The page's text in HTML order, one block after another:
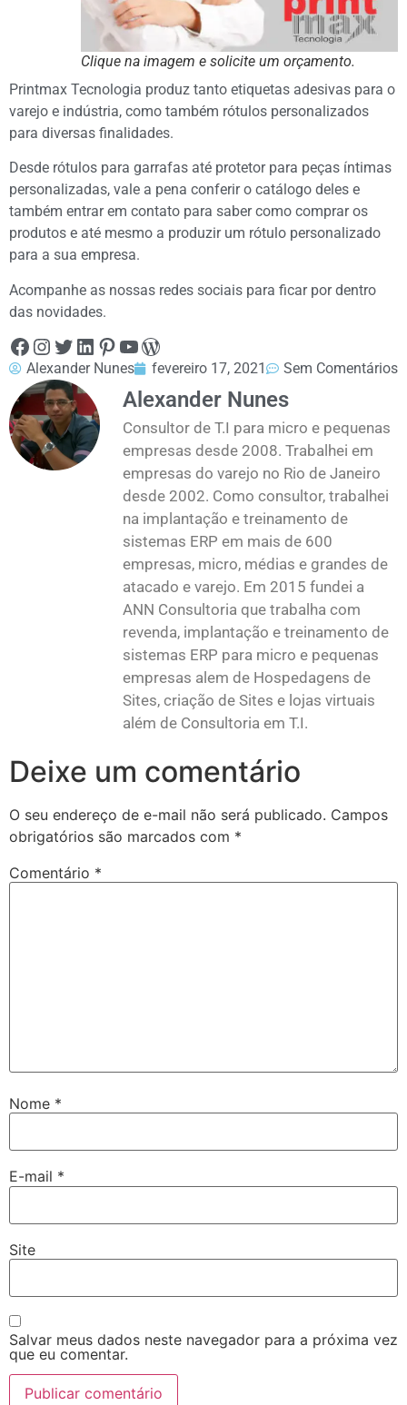
Clique na imagem e solicite um orçamento.
Printmax Tecnologia produz tanto etiquetas adesivas para o
varejo e indústria, como também rótulos personalizados
para diversas finalidades.
Desde rótulos para garrafas até protetor para peças íntimas
personalizadas, vale a pena conferir o catálogo deles e
também entrar em contato para saber como comprar os
produtos e até mesmo a produzir um rótulo personalizado
para a sua empresa.
Acompanhe as nossas redes sociais para ficar por dentro
das novidades.
Alexander Nunes fevereiro 17, 2021 Sem Comentários
Alexander Nunes
Consultor de T.I para micro e pequenas
empresas desde 2008. Trabalhei em
empresas do varejo no Rio de Janeiro
desde 2002. Como consultor, trabalhei
na implantação e treinamento de
sistemas ERP em mais de 600
empresas, micro, médias e grandes de
atacado e varejo. Em 2015 fundei a
ANN Consultoria que trabalha com
revenda, implantação e treinamento de
sistemas ERP para micro e pequenas
empresas alem de Hospedagens de
Sites, criação de Sites e lojas virtuais
além de Consultoria em T.I.
Deixe um comentário
O seu endereço de e-mail não será publicado. Campos
obrigatórios são marcados com *
Comentário *
Nome *
E-mail *
Site
Salvar meus dados neste navegador para a próxima vez
que eu comentar.